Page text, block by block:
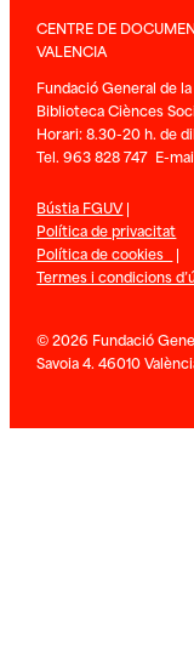
CENTRE DE
VALENCIA
Fundació General de
Biblioteca Ciènces
Horari: 8.30-20 h. de
Tel. 963 828 747 E-
Bústia FGUV|
Política de privacitat
Política de cookies |
Termes i condicions
© 2026 Fundació
Savoia 4. 46010